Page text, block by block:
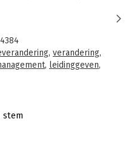
is; het zien van de
uniek onderzoek en
nieuwe manier van
om bedrijven te sturen
, verandering,
, leidinggeven,
stem